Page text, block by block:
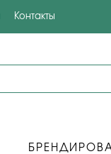
Контакты